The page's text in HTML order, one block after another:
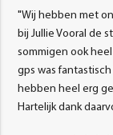
"Wij hebben met
bij Jullie Vooral de
sommigen ook
gps was
hebben heel erg
Hartelijk dank